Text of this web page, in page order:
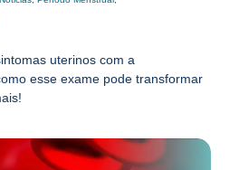
uterinos com a
esse exame pode transformar